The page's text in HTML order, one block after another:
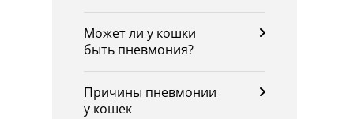
Может ли у кошки
быть пневмония?
Причины пневмонии
у кошек